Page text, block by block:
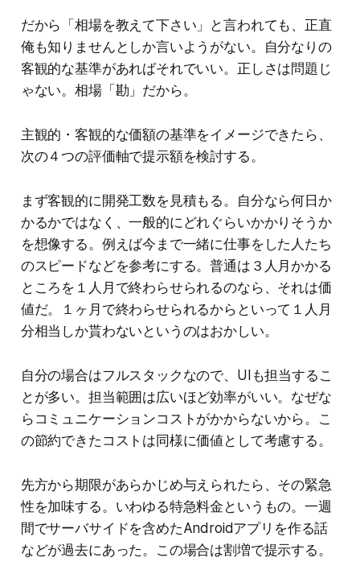
だから「相場を教えて下さい」と言われても、正直
俺も知りませんとしか言いようがない。自分なりの
客観的な基準があればそれでいい。正しさは問題じ
ゃない。相場「勘」だから。
主観的・客観的な価額の基準をイメージできたら、
次の４つの評価軸で提示額を検討する。
まず客観的に開発工数を見積もる。自分なら何日か
かるかではなく、一般的にどれぐらいかかりそうか
を想像する。例えば今まで一緒に仕事をした人たち
のスピードなどを参考にする。普通は３人月かかる
ところを１人月で終わらせられるのなら、それは価
値だ。１ヶ月で終わらせられるからといって１人月
分相当しか貰わないというのはおかしい。
自分の場合はフルスタックなので、UIも担当するこ
とが多い。担当範囲は広いほど効率がいい。なぜな
らコミュニケーションコストがかからないから。こ
の節約できたコストは同様に価値として考慮する。
先方から期限があらかじめ与えられたら、その緊急
性を加味する。いわゆる特急料金というもの。一週
間でサーバサイドを含めたAndroidアプリを作る話
などが過去にあった。この場合は割増で提示する。